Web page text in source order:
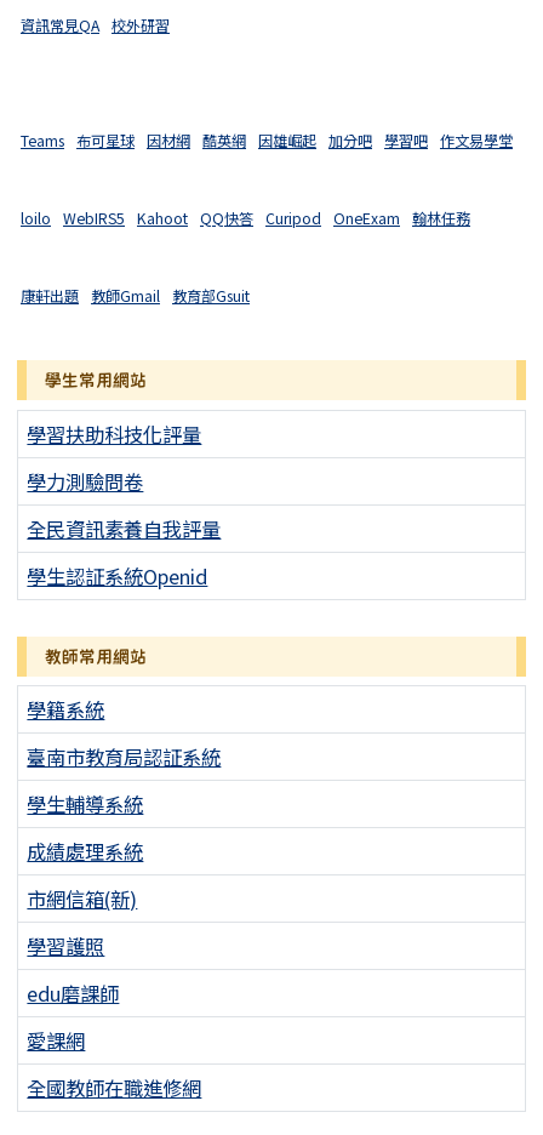
資訊常見QA 校外研習
Teams 布可星球 因材網 酷英網 因雄崛起 加分吧 學習吧 作文易學堂
loilo WebIRS5 Kahoot QQ快答 Curipod OneExam 翰林任務
康軒出題 教師Gmail 教育部Gsuit
學生常用網站
學習扶助科技化評量
學力測驗問卷
全民資訊素養自我評量
學生認証系統Openid
教師常用網站
學籍系統
臺南市教育局認証系統
學生輔導系統
成績處理系統
市網信箱(新)
學習護照
edu磨課師
愛課網
全國教師在職進修網